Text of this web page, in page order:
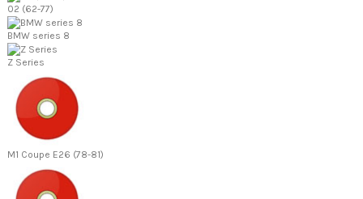
02 (62-77)
BMW series 8
Z Series
M1 Coupe E26 (78-81)